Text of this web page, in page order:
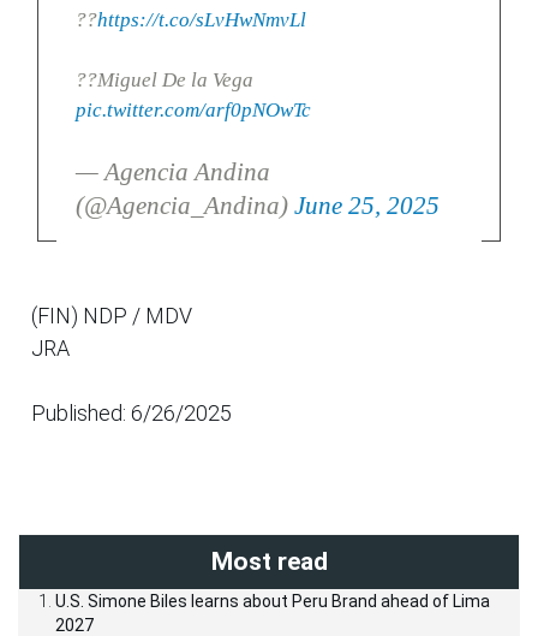
??https://t.co/sLvHwNmvLl
??Miguel De la Vega
pic.twitter.com/arf0pNOwTc
— Agencia Andina
(@Agencia_Andina) June 25, 2025
(FIN) NDP / MDV
JRA
Published: 6/26/2025
Most read
U.S. Simone Biles learns about Peru Brand ahead of Lima
2027